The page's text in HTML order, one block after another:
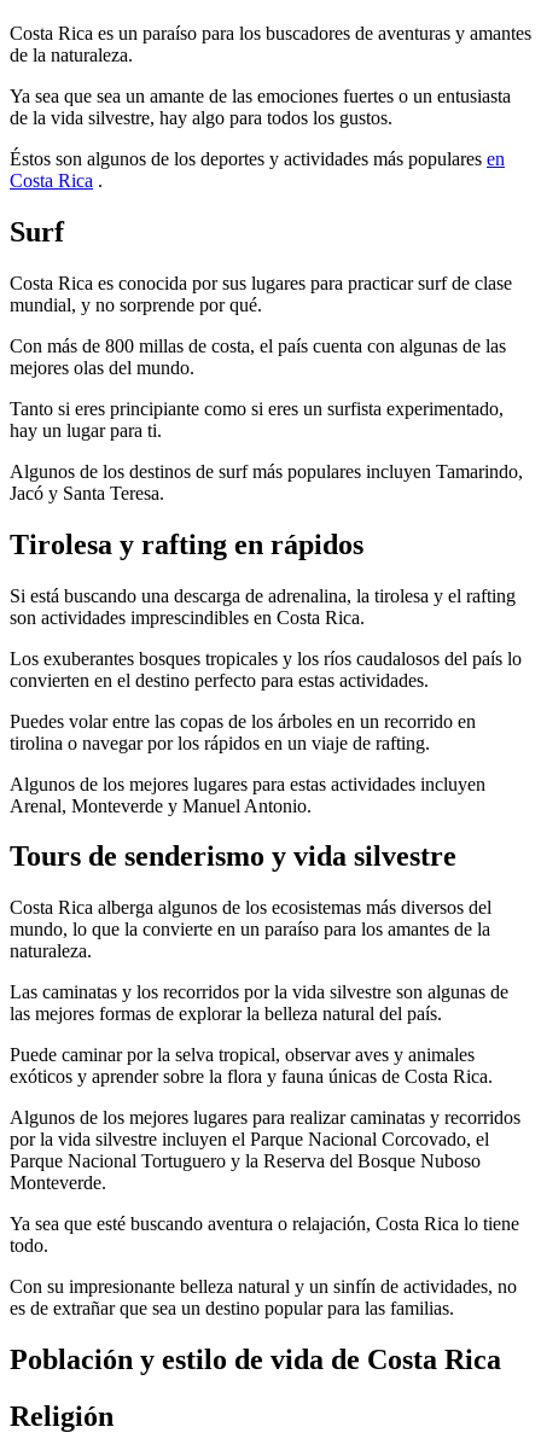
Costa Rica es un paraíso para los buscadores de aventuras y amantes
de la naturaleza.
Ya sea que sea un amante de las emociones fuertes o un entusiasta
de la vida silvestre, hay algo para todos los gustos.
Éstos son algunos de los deportes y actividades más populares en
Costa Rica .
Surf
Costa Rica es conocida por sus lugares para practicar surf de clase
mundial, y no sorprende por qué.
Con más de 800 millas de costa, el país cuenta con algunas de las
mejores olas del mundo.
Tanto si eres principiante como si eres un surfista experimentado,
hay un lugar para ti.
Algunos de los destinos de surf más populares incluyen Tamarindo,
Jacó y Santa Teresa.
Tirolesa y rafting en rápidos
Si está buscando una descarga de adrenalina, la tirolesa y el rafting
son actividades imprescindibles en Costa Rica.
Los exuberantes bosques tropicales y los ríos caudalosos del país lo
convierten en el destino perfecto para estas actividades.
Puedes volar entre las copas de los árboles en un recorrido en
tirolina o navegar por los rápidos en un viaje de rafting.
Algunos de los mejores lugares para estas actividades incluyen
Arenal, Monteverde y Manuel Antonio.
Tours de senderismo y vida silvestre
Costa Rica alberga algunos de los ecosistemas más diversos del
mundo, lo que la convierte en un paraíso para los amantes de la
naturaleza.
Las caminatas y los recorridos por la vida silvestre son algunas de
las mejores formas de explorar la belleza natural del país.
Puede caminar por la selva tropical, observar aves y animales
exóticos y aprender sobre la flora y fauna únicas de Costa Rica.
Algunos de los mejores lugares para realizar caminatas y recorridos
por la vida silvestre incluyen el Parque Nacional Corcovado, el
Parque Nacional Tortuguero y la Reserva del Bosque Nuboso
Monteverde.
Ya sea que esté buscando aventura o relajación, Costa Rica lo tiene
todo.
Con su impresionante belleza natural y un sinfín de actividades, no
es de extrañar que sea un destino popular para las familias.
Población y estilo de vida de Costa Rica
Religión